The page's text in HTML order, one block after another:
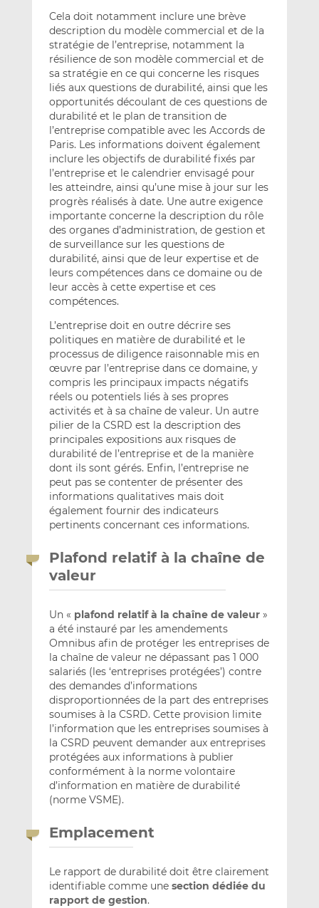
Cela doit notamment inclure une brève
description du modèle commercial et de la
stratégie de l’entreprise, notamment la
résilience de son modèle commercial et de
sa stratégie en ce qui concerne les risques
liés aux questions de durabilité, ainsi que les
opportunités découlant de ces questions de
durabilité et le plan de transition de
l’entreprise compatible avec les Accords de
Paris. Les informations doivent également
inclure les objectifs de durabilité fixés par
l’entreprise et le calendrier envisagé pour
les atteindre, ainsi qu’une mise à jour sur les
progrès réalisés à date. Une autre exigence
importante concerne la description du rôle
des organes d’administration, de gestion et
de surveillance sur les questions de
durabilité, ainsi que de leur expertise et de
leurs compétences dans ce domaine ou de
leur accès à cette expertise et ces
compétences.
L’entreprise doit en outre décrire ses
politiques en matière de durabilité et le
processus de diligence raisonnable mis en
œuvre par l’entreprise dans ce domaine, y
compris les principaux impacts négatifs
réels ou potentiels liés à ses propres
activités et à sa chaîne de valeur. Un autre
pilier de la CSRD est la description des
principales expositions aux risques de
durabilité de l’entreprise et de la manière
dont ils sont gérés. Enfin, l’entreprise ne
peut pas se contenter de présenter des
informations qualitatives mais doit
également fournir des indicateurs
pertinents concernant ces informations.
Plafond relatif à la chaîne de
valeur
Un « plafond relatif à la chaîne de valeur »
a été instauré par les amendements
Omnibus afin de protéger les entreprises de
la chaîne de valeur ne dépassant pas 1 000
salariés (les ‘entreprises protégées’) contre
des demandes d’informations
disproportionnées de la part des entreprises
soumises à la CSRD. Cette provision limite
l’information que les entreprises soumises à
la CSRD peuvent demander aux entreprises
protégées aux informations à publier
conformément à la norme volontaire
d’information en matière de durabilité
(norme VSME).
Emplacement
Le rapport de durabilité doit être clairement
identifiable comme une section dédiée du
rapport de gestion.